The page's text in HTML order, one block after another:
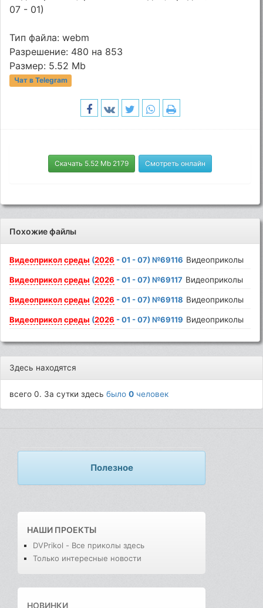
07 - 01)
Тип файла: webm
Разрешение: 480 на 853
Размер: 5.52 Mb
Чат в Telegram
Скачать 5.52 Mb 2179 Смотреть онлайн
Похожие файлы
Видеоприкол среды (2026 - 01 - 07) №69116 Видеоприколы
Видеоприкол среды (2026 - 01 - 07) №69117 Видеоприколы
Видеоприкол среды (2026 - 01 - 07) №69118 Видеоприколы
Видеоприкол среды (2026 - 01 - 07) №69119 Видеоприколы
Здесь находятся
всего 0. За сутки здесьбыло0 человек
Полезное
НАШИ ПРОЕКТЫ
DVPrikol - Все приколы здесь
Только интересные новости
НОВИНКИ